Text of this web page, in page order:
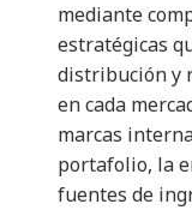
mediante
estratégicas
distribución y
en cada
marcas
portafolio, la
fuentes de